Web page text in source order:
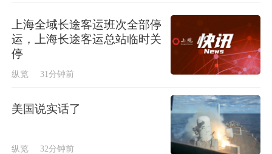
上海全域长途客运班次全部停
运，上海长途客运总站临时关
停
纵览 31分钟前
美国说实话了
纵览 32分钟前